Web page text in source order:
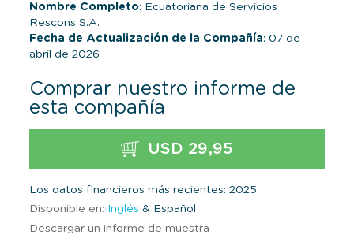
Nombre Completo: Ecuatoriana de Servicios
Rescons S.A.
Fecha de Actualización de la Compañía: 07 de
abril de 2026
Comprar nuestro informe de
esta compañía
USD 29,95
Los datos financieros más recientes: 2025
Disponible en: Inglés & Español
Descargar un informe de muestra